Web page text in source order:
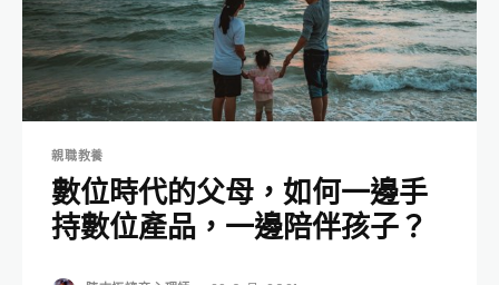
親職教養
數位時代的父母，如何一邊手
持數位產品，一邊陪伴孩子？